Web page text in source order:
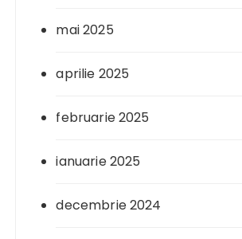
mai 2025
aprilie 2025
februarie 2025
ianuarie 2025
decembrie 2024